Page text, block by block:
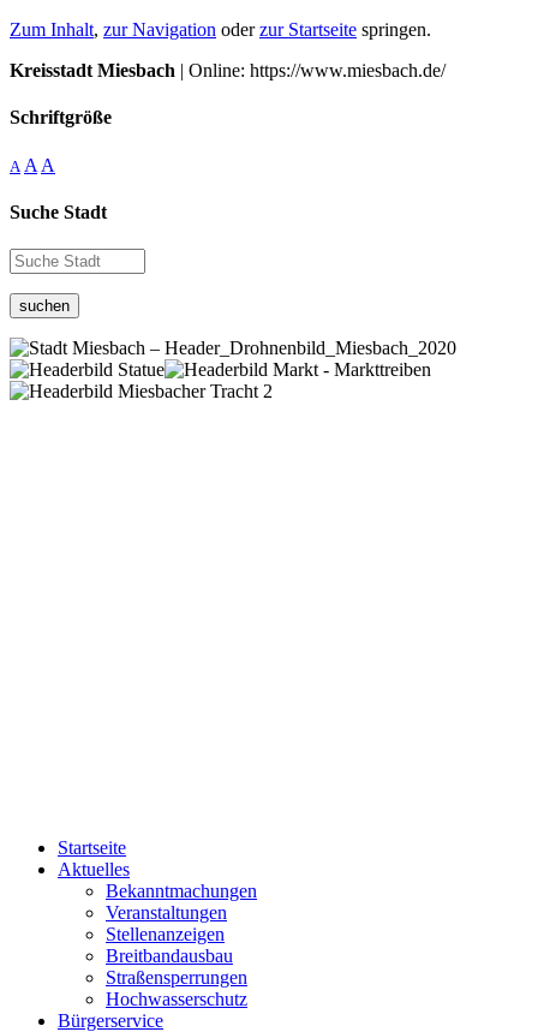
Zum Inhalt, zur Navigation oderzur Startseite springen.
Kreisstadt Miesbach | Online: https://www.miesbach.de/
Schriftgröße
A A A
Suche Stadt
suchen
Startseite
Aktuelles
Bekanntmachungen
Veranstaltungen
Stellenanzeigen
Breitbandausbau
Straßensperrungen
Hochwasserschutz
Bürgerservice